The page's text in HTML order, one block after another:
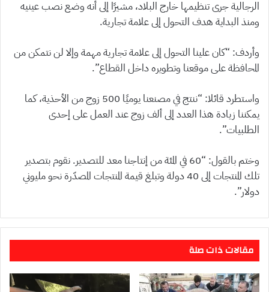
الرجالية جرى تنظيمها خارج البلاد، مشيرًا إلى أنه وضع نصب عينيه
ومنذ البداية هدف التحول إلى علامة تجارية.
وأردف: “كان علينا التحول إلى علامة تجارية مهمة وإلا لن نتمكن من
المحافظة على موقعنا وتطويره داخل القطاع”.
واستطرد قائلا: “ننتج في مصنعنا يوميًا 500 زوج من الأحذية، كما
يمكننا زيادة هذا العدد إلى ألف زوج عند العمل على إحدى
الطلبيات”.
وختم بالقول: “60 في المئة من إنتاجنا معد للتصدير. نقوم بتصدير
تلك المنتجات إلى 40 دولة وتبلغ قيمة المنتجات المصدّرة نحو مليوني
دولار”.
مقالات ذات صلة